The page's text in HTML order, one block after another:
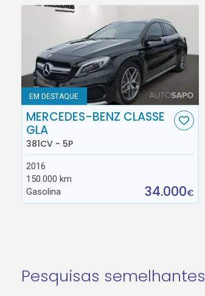
EM DESTAQUE
MERCEDES-BENZ CLASSE
GLA
381CV - 5P
2016
150.000 km
Gasolina
34.000€
Pesquisas semelhantes